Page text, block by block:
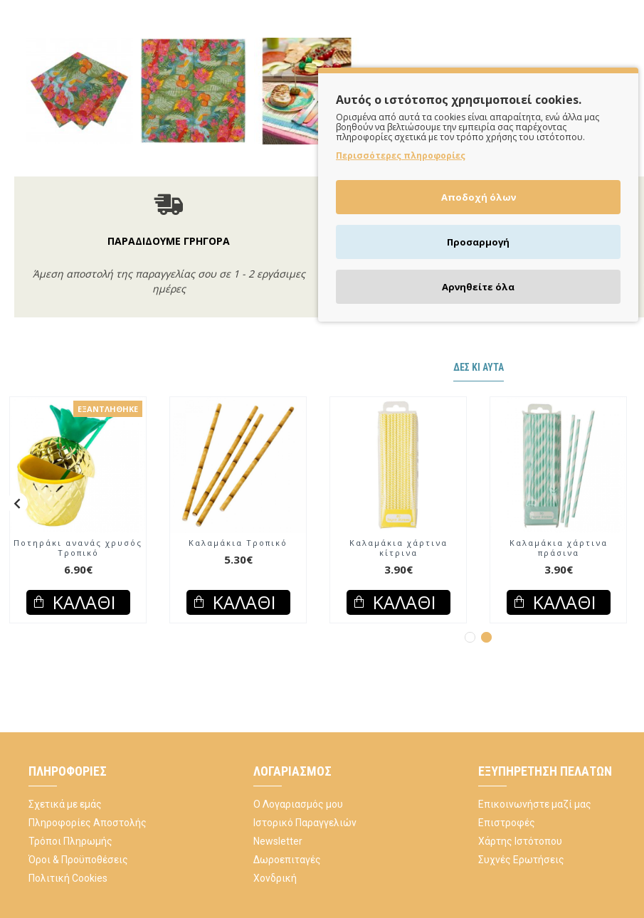
ΠΑΡΑΔΙΔΟΥΜΕ ΓΡΗΓΟΡΑ
Άμεση αποστολή της παραγγελίας σου σε 1 - 2 εργάσιμες
ημέρες
ΠΛΗΡΩΝΕΙΣ ΟΠΩΣ ΘΕΣ
Πιστωτική/χρεωστική κάρτα, αντικαταβολή ή κατάθεση
ΔΕΣ ΚΙ ΑΥΤΆ
ΕΞΑΝΤΛΉΘΗΚΕ
Ποτηράκι ανανάς χρυσός
Τροπικό
6.90€
ΚΑΛΆΘΙ
Καλαμάκια Τροπικό
5.30€
ΚΑΛΆΘΙ
Καλαμάκια χάρτινα
κίτρινα
3.90€
ΚΑΛΆΘΙ
Καλαμάκια χάρτινα
πράσινα
3.90€
ΚΑΛΆΘΙ
ΠΛΗΡΟΦΟΡΊΕΣ
Σχετικά με εμάς
Πληροφορίες Αποστολής
Τρόποι Πληρωμής
Όροι & Προϋποθέσεις
Πολιτική Cookies
ΛΟΓΑΡΙΑΣΜΌΣ
Ο Λογαριασμός μου
Ιστορικό Παραγγελιών
Newsletter
Δωροεπιταγές
Χονδρική
ΕΞΥΠΗΡΈΤΗΣΗ ΠΕΛΑΤΏΝ
Επικοινωνήστε μαζί μας
Επιστροφές
Χάρτης Ιστότοπου
Συχνές Ερωτήσεις
Αυτός ο ιστότοπος χρησιμοποιεί cookies.
Ορισμένα από αυτά τα cookies είναι απαραίτητα, ενώ άλλα μας
βοηθούν να βελτιώσουμε την εμπειρία σας παρέχοντας
πληροφορίες σχετικά με τον τρόπο χρήσης του ιστότοπου.
Περισσότερες πληροφορίες
Αποδοχή όλων
Προσαρμογή
Αρνηθείτε όλα